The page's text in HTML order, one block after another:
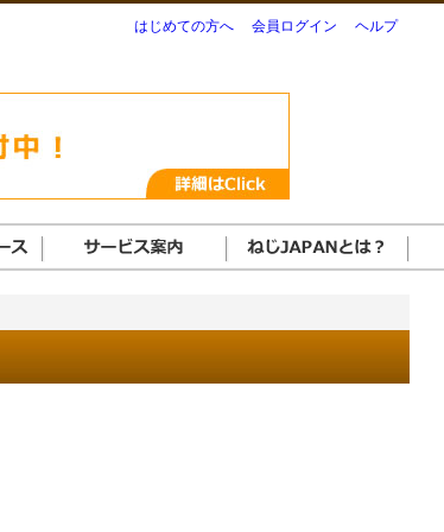
はじめての方へ 会員ログイン ヘルプ